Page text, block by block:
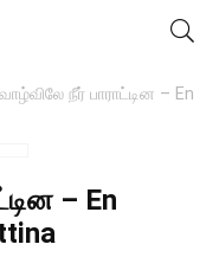
நீர் பாராட்டின – En
– En